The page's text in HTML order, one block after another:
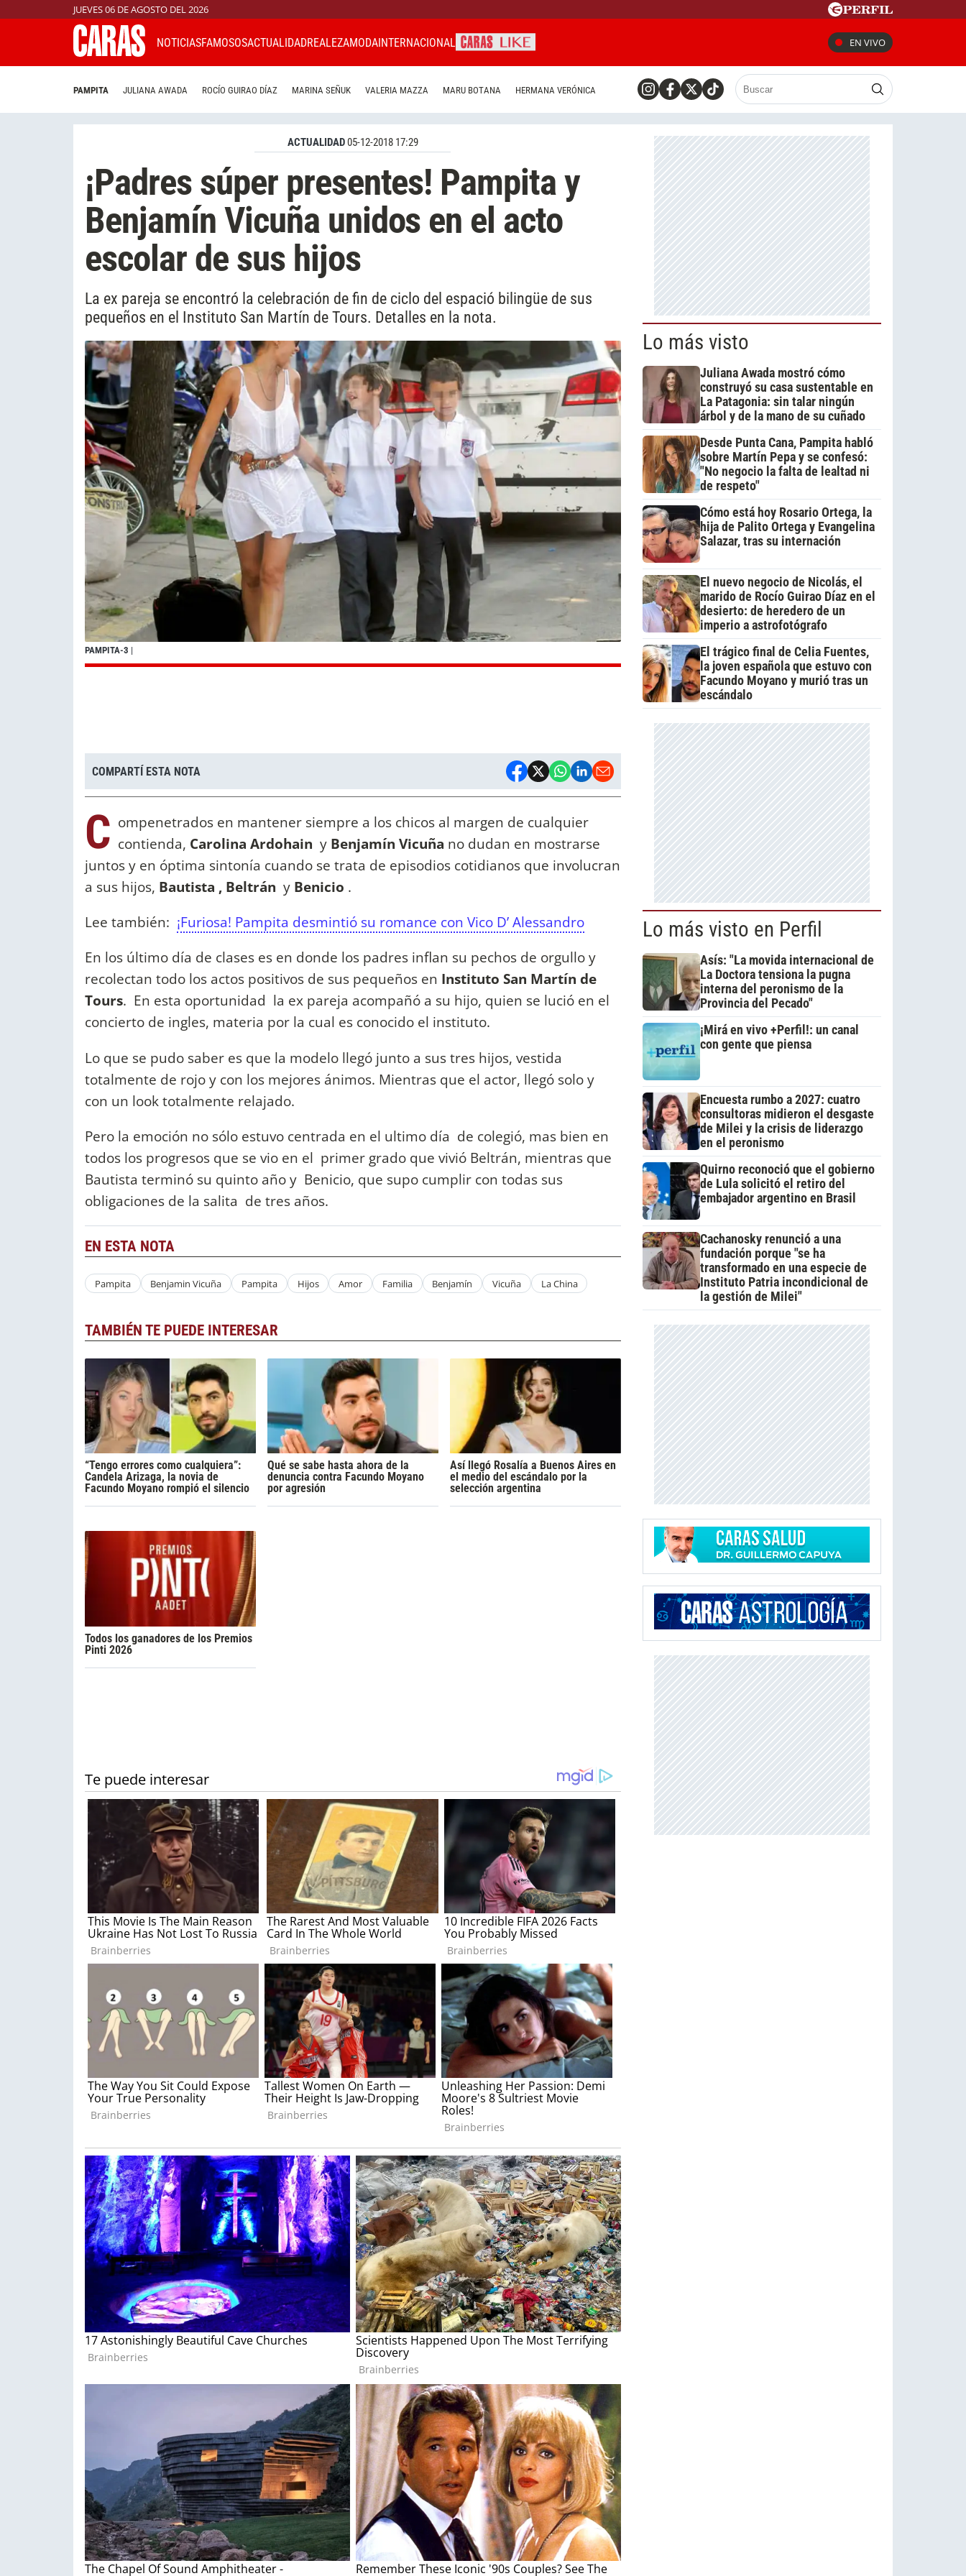
JUEVES 06 DE AGOSTO DEL 2026
NOTICIASFAMOSOSACTUALIDADREALEZAMODAINTERNACIONAL EN VIVO
PAMPITA JULIANA AWADA ROCÍO GUIRAO DÍAZ MARINA SEÑUK VALERIA MAZZA MARU BOTANA HERMANA VERÓNICA
ACTUALIDAD05-12-2018 17:29
¡Padres súper presentes! Pampita y
Benjamín Vicuña unidos en el acto
escolar de sus hijos
La ex pareja se encontró la celebración de fin de ciclo del espació bilingüe de sus
pequeños en el Instituto San Martín de Tours. Detalles en la nota.
PAMPITA-3 |
COMPARTÍ ESTA NOTA
C ompenetrados en mantener siempre a los chicos al margen de cualquier
contienda, Carolina Ardohain y Benjamín Vicuña no dudan en mostrarse
juntos y en óptima sintonía cuando se trata de episodios cotidianos que involucran
a sus hijos, Bautista , Beltrán y Benicio .
Lee también: ¡Furiosa! Pampita desmintió su romance con Vico D’ Alessandro
En los último día de clases es en donde los padres inflan su pechos de orgullo y
recolectan todo los actos positivos de sus pequeños en Instituto San Martín de
Tours. En esta oportunidad la ex pareja acompañó a su hijo, quien se lució en el
concierto de ingles, materia por la cual es conocido el instituto.
Lo que se pudo saber es que la modelo llegó junto a sus tres hijos, vestida
totalmente de rojo y con los mejores ánimos. Mientras que el actor, llegó solo y
con un look totalmente relajado.
Pero la emoción no sólo estuvo centrada en el ultimo día de colegió, mas bien en
todos los progresos que se vio en el primer grado que vivió Beltrán, mientras que
Bautista terminó su quinto año y Benicio, que supo cumplir con todas sus
obligaciones de la salita de tres años.
EN ESTA NOTA
Pampita Benjamin Vicuña Pampita Hijos Amor Familia Benjamín Vicuña La China
TAMBIÉN TE PUEDE INTERESAR
“Tengo errores como cualquiera”:
Candela Arizaga, la novia de
Facundo Moyano rompió el silencio
Qué se sabe hasta ahora de la
denuncia contra Facundo Moyano
por agresión
Así llegó Rosalía a Buenos Aires en
el medio del escándalo por la
selección argentina
Todos los ganadores de los Premios
Pinti 2026
Lo más visto
Juliana Awada mostró cómo
construyó su casa sustentable en
La Patagonia: sin talar ningún
árbol y de la mano de su cuñado
Desde Punta Cana, Pampita habló
sobre Martín Pepa y se confesó:
"No negocio la falta de lealtad ni
de respeto"
Cómo está hoy Rosario Ortega, la
hija de Palito Ortega y Evangelina
Salazar, tras su internación
El nuevo negocio de Nicolás, el
marido de Rocío Guirao Díaz en el
desierto: de heredero de un
imperio a astrofotógrafo
El trágico final de Celia Fuentes,
la joven española que estuvo con
Facundo Moyano y murió tras un
escándalo
Lo más visto en Perfil
Asís: "La movida internacional de
La Doctora tensiona la pugna
interna del peronismo de la
Provincia del Pecado"
¡Mirá en vivo +Perfil!: un canal
con gente que piensa
Encuesta rumbo a 2027: cuatro
consultoras midieron el desgaste
de Milei y la crisis de liderazgo
en el peronismo
Quirno reconoció que el gobierno
de Lula solicitó el retiro del
embajador argentino en Brasil
Cachanosky renunció a una
fundación porque "se ha
transformado en una especie de
Instituto Patria incondicional de
la gestión de Milei"